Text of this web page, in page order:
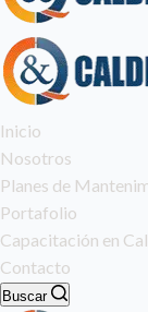
Inicio
Nosotros
Planes de
Portafolio
Capacitación en
Contacto
Buscar